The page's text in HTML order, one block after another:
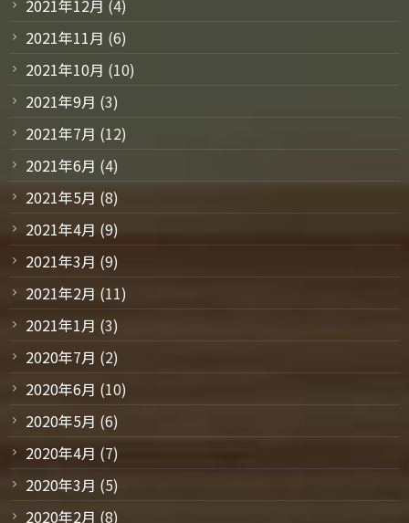
2021年12月 (4)
2021年11月 (6)
2021年10月 (10)
2021年9月 (3)
2021年7月 (12)
2021年6月 (4)
2021年5月 (8)
2021年4月 (9)
2021年3月 (9)
2021年2月 (11)
2021年1月 (3)
2020年7月 (2)
2020年6月 (10)
2020年5月 (6)
2020年4月 (7)
2020年3月 (5)
2020年2月 (8)